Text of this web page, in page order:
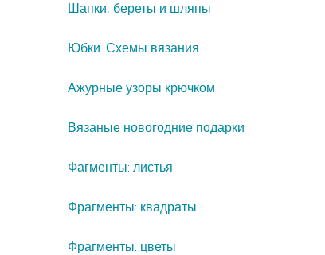
Шапки, береты и шляпы
Юбки. Схемы вязания
Ажурные узоры крючком
Вязаные новогодние подарки
Фагменты: листья
Фрагменты: квадраты
Фрагменты: цветы